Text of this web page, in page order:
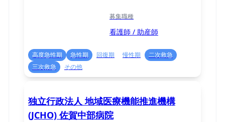
募集職種
看護師 / 助産師
高度急性期 急性期 回復期 慢性期
二次救急
三次救急
その他
独立行政法人 地域医療機能推進機構
(JCHO) 佐賀中部病院